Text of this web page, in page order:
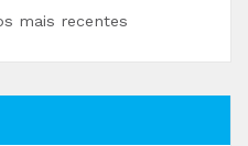
mais recentes